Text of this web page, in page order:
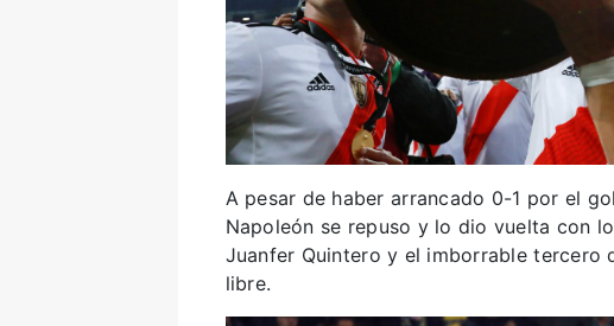
A pesar de haber arrancado 0-1 por el
Napoleón se repuso y lo dio vuelta con
Juanfer Quintero y el imborrable tercero
libre.